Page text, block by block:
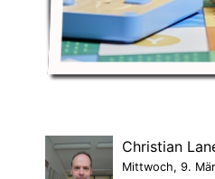
Christian
Mittwoch, 9.